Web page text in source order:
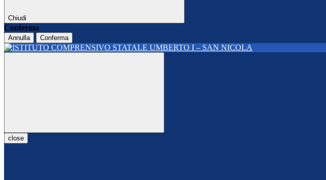
Chiudi
Conferma
Annulla Conferma
close